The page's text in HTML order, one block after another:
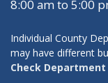
8:00 am to 5:00
Individual County
may have different
Check Department